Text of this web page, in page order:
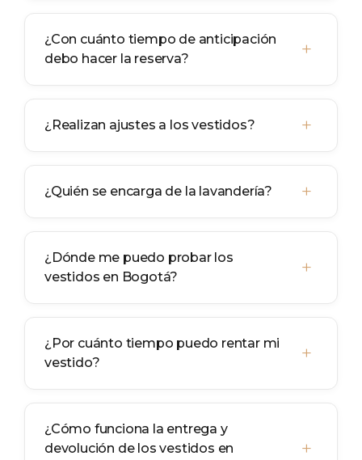
¿Con cuánto tiempo de anticipación
debo hacer la reserva?
+
¿Realizan ajustes a los vestidos? +
¿Quién se encarga de la lavandería? +
¿Dónde me puedo probar los
vestidos en Bogotá?
+
¿Por cuánto tiempo puedo rentar mi
vestido?
+
¿Cómo funciona la entrega y
devolución de los vestidos en
+